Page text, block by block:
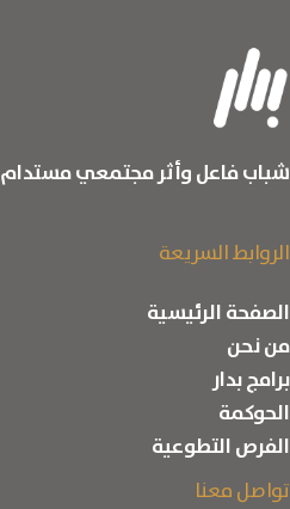
شباب فاعل وأثر مجتمعي مستدام
الروابط السريعة
الصفحة الرئيسية
من نحن
برامج بدار
الحوكمة
الفرص التطوعية
تواصل معنا